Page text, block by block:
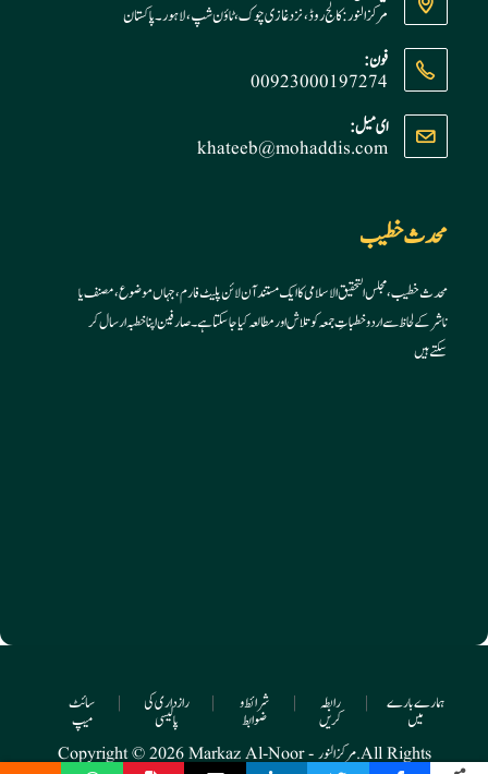
مرکز النور: کالج روڈ، نزد غازی چوک، ٹاؤن شپ، لاہور ۔ پاکستان
فون:
00923000197274
in
application
ای میل:
khateeb@mohaddis.com
Opens
محدث خطیب
محدث خطیب، مجلس التحقیق الاسلامی کا ایک مستند آن لائن پلیٹ فارم، جہاں موضوع، مصنف یا
ناشر کے لحاظ سے اردو خطباتِ جمعہ کو تلاش اور مطالعہ کیا جا سکتا ہے۔ صارفین اپنا خطبہ ارسال کر
سکتے ہیں
Copyright © 2026 Markaz Al-Noor - مرکز النور. All Rights
ہمارے بارے
میں
| رابطہ
کریں
| شرائط و
ضوابط
| رازداری کی
پالیسی
| سائٹ
میپ